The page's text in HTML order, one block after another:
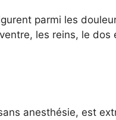
parmi les
les reins, le
anesthésie, est